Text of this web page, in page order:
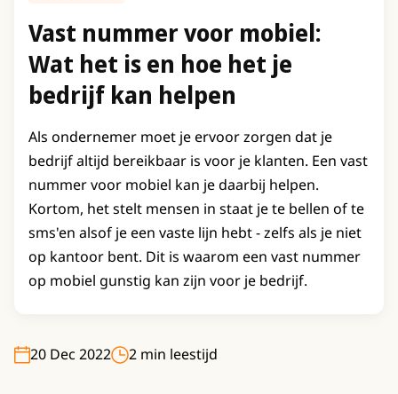
Vast nummer voor mobiel:
Wat het is en hoe het je
bedrijf kan helpen
Als ondernemer moet je ervoor zorgen dat je
bedrijf altijd bereikbaar is voor je klanten. Een vast
nummer voor mobiel kan je daarbij helpen.
Kortom, het stelt mensen in staat je te bellen of te
sms'en alsof je een vaste lijn hebt - zelfs als je niet
op kantoor bent. Dit is waarom een vast nummer
op mobiel gunstig kan zijn voor je bedrijf.
20 Dec 2022 2 min leestijd